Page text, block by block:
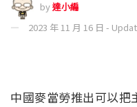
by達小編
2023 年 11 月 16 日 -
中國麥當勞推出可以把